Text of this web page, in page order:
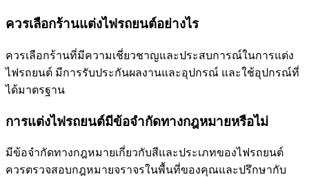
ควรเลือกร้านแต่งไฟรถยนต์อย่างไร
ควรเลือกร้านที่มีความเชี่ยวชาญและประสบการณ์ในการแต่ง
ไฟรถยนต์ มีการรับประกันผลงานและอุปกรณ์ และใช้อุปกรณ์ที่
ได้มาตรฐาน
การแต่งไฟรถยนต์มีข้อจำกัดทางกฎหมายหรือไม่
มีข้อจำกัดทางกฎหมายเกี่ยวกับสีและประเภทของไฟรถยนต์
ควรตรวจสอบกฎหมายจราจรในพื้นที่ของคุณและปรึกษากับ